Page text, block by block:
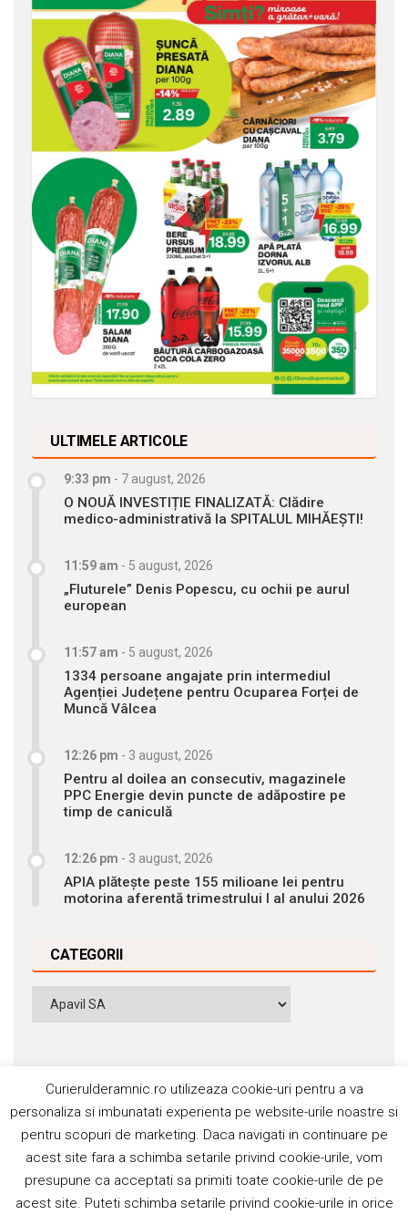
ULTIMELE ARTICOLE
9:33 pm - 7 august, 2026
O NOUĂ INVESTIȚIE FINALIZATĂ: Clădire
medico-administrativă la SPITALUL MIHĂEȘTI!
11:59 am - 5 august, 2026
„Fluturele” Denis Popescu, cu ochii pe aurul
european
11:57 am - 5 august, 2026
1334 persoane angajate prin intermediul
Agenției Județene pentru Ocuparea Forței de
Muncă Vâlcea
12:26 pm - 3 august, 2026
Pentru al doilea an consecutiv, magazinele
PPC Energie devin puncte de adăpostire pe
timp de caniculă
12:26 pm - 3 august, 2026
APIA plătește peste 155 milioane lei pentru
motorina aferentă trimestrului I al anului 2026
CATEGORII
Categorii
Curierulderamnic.ro utilizeaza cookie-uri pentru a va
personaliza si imbunatati experienta pe website-urile noastre si
pentru scopuri de marketing. Daca navigati in continuare pe
acest site fara a schimba setarile privind cookie-urile, vom
presupune ca acceptati sa primiti toate cookie-urile de pe
acest site. Puteti schimba setarile privind cookie-urile in orice